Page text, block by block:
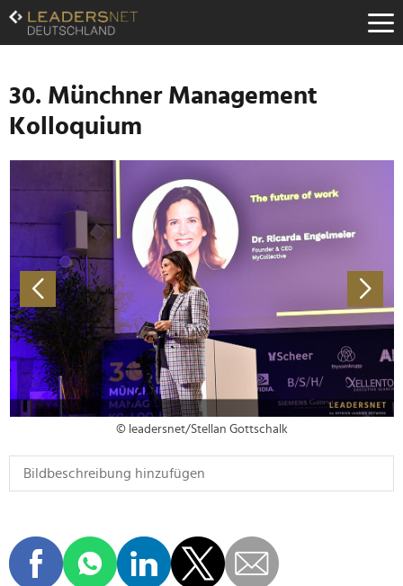
Zum
Inhalt
Zur
Navigation
Zur
Hauptnavigation
30. Münchner Management
Kolloquium
© leadersnet/Stellan Gottschalk